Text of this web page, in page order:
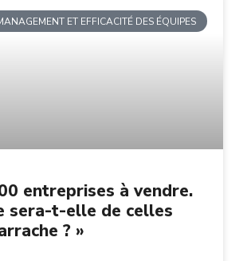
ET EFFICACITÉ DES ÉQUIPES
entreprises à vendre.
sera-t-elle de celles
? »